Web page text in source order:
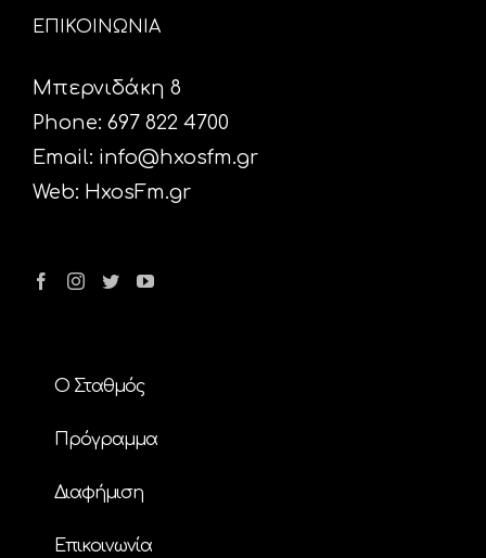
ΕΠΙΚΟΙΝΩΝΙΑ
Μπερνιδάκη 8
Phone: 697 822 4700
Email: info@hxosfm.gr
Web: HxosFm.gr
Ο Σταθμός
Πρόγραμμα
Διαφήμιση
Επικοινωνία